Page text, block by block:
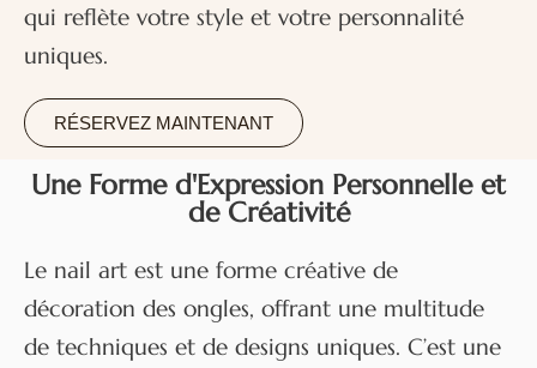
qui reflète votre style et votre personnalité
uniques.
RÉSERVEZ MAINTENANT
Une Forme d'Expression Personnelle et
de Créativité
Le nail art est une forme créative de
décoration des ongles, offrant une multitude
de techniques et de designs uniques. C’est une